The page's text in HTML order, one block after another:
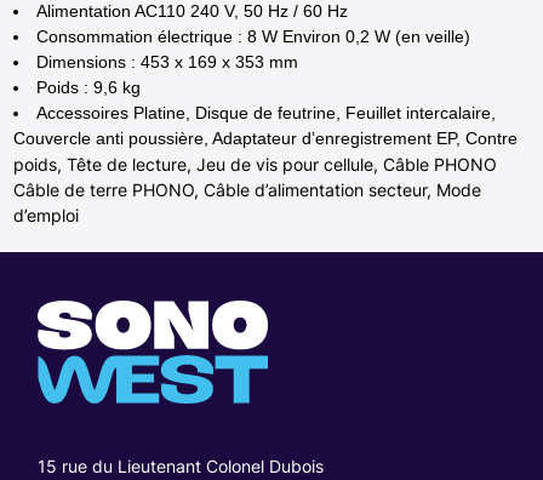
Alimentation AC110 240 V, 50 Hz / 60 Hz
Consommation électrique : 8 W Environ 0,2 W (en veille)
Dimensions : 453 x 169 x 353 mm
Poids : 9,6 kg
Accessoires Platine, Disque de feutrine, Feuillet intercalaire,
Couvercle anti poussière, Adaptateur d’enregistrement EP, Contre
poids, Tête de lecture, Jeu de vis pour cellule, Câble PHONO
Câble de terre PHONO, Câble d’alimentation secteur, Mode
d’emploi
15 rue du Lieutenant Colonel Dubois